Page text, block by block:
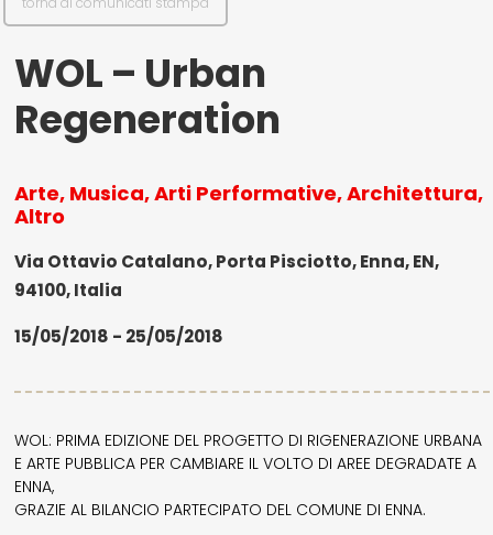
WOL – Urban
Regeneration
Arte, Musica, Arti Performative, Architettura,
Altro
Via Ottavio Catalano, Porta Pisciotto, Enna, EN,
94100, Italia
15/05/2018 - 25/05/2018
WOL: PRIMA EDIZIONE DEL PROGETTO DI RIGENERAZIONE URBANA
E ARTE PUBBLICA PER CAMBIARE IL VOLTO DI AREE DEGRADATE A
ENNA,
GRAZIE AL BILANCIO PARTECIPATO DEL COMUNE DI ENNA.